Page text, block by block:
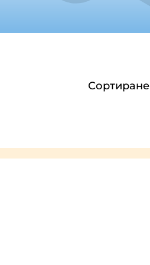
Сортиране